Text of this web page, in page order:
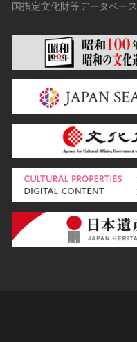
国指定文化財等データベース